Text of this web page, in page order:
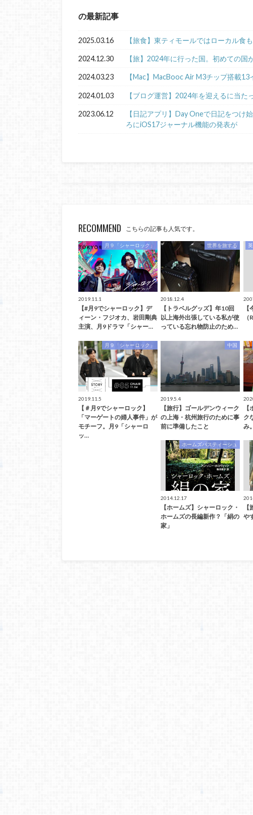
の最新記事
2025.03.16 【旅食】東ティモールではローカル食
2024.12.30 【旅】2024年に行った国。初めての国
2024.03.23 【Mac】MacBooc Air M3チップ搭載
2024.01.03 【ブログ運営】2024年を迎えるに当た
2023.06.12
【日記アプリ】Day Oneで日記をつ
ろにiOS17ジャーナル機能の発表が
RECOMMEND こちらの記事も人気です。
月９「シャーロック」
2019.11.1
【#月9でシャーロック】デ
ィーン・フジオカ、岩田剛典
主演、月9ドラマ「シャー…
世界を旅する
2018.12.4
【トラベルグッズ】年10回
以上海外出張している私が使
っている忘れ物防止のため…
月９「シャーロック」
2019.11.5
【＃月9でシャーロック】
「マーゲートの婦人事件」が
モチーフ。月9「シャーロ
ッ…
中国
2019.5.4
【旅行】ゴールデンウィーク
の上海・杭州旅行のために事
前に準備したこと
ク
み
ホームズパスティーシュ
2014.12.17
【ホームズ】シャーロック・
ホームズの長編新作？「絹の
家」
や